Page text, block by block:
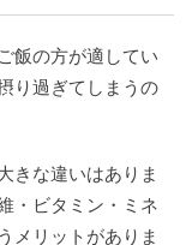
飯の方が適してい
り過ぎてしまうの
きな違いはありま
・ビタミン・ミネ
メリットがありま